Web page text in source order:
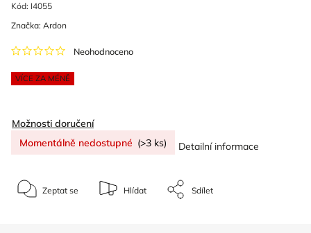
Kód: I4055
VÍCE ZA MÉNĚ
Neohodnoceno
Značka: Ardon
Možnosti doručení
Momentálně nedostupné (>3 ks) Detailní informace
Zeptat se Hlídat Sdílet